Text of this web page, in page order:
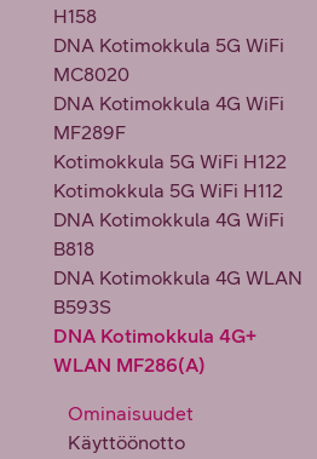
H158
DNA Kotimokkula 5G WiFi
MC8020
DNA Kotimokkula 4G WiFi
MF289F
Kotimokkula 5G WiFi H122
Kotimokkula 5G WiFi H112
DNA Kotimokkula 4G WiFi
B818
DNA Kotimokkula 4G WLAN
B593S
DNA Kotimokkula 4G+
WLAN MF286(A)
Ominaisuudet
Käyttöönotto